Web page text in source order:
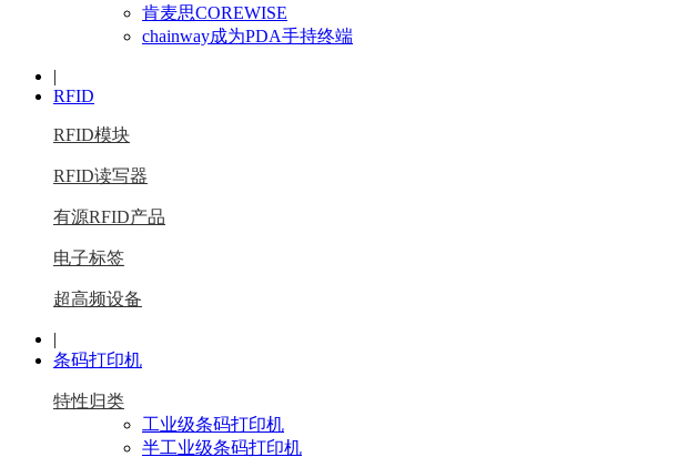
肯麦思COREWISE
chainway成为PDA手持终端
|
RFID
RFID模块
RFID读写器
有源RFID产品
电子标签
超高频设备
|
条码打印机
特性归类
工业级条码打印机
半工业级条码打印机